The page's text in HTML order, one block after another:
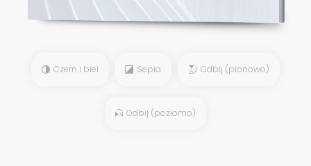
Czerń i biel Sepia Odbij (pionowo)
Odbij (poziomo)